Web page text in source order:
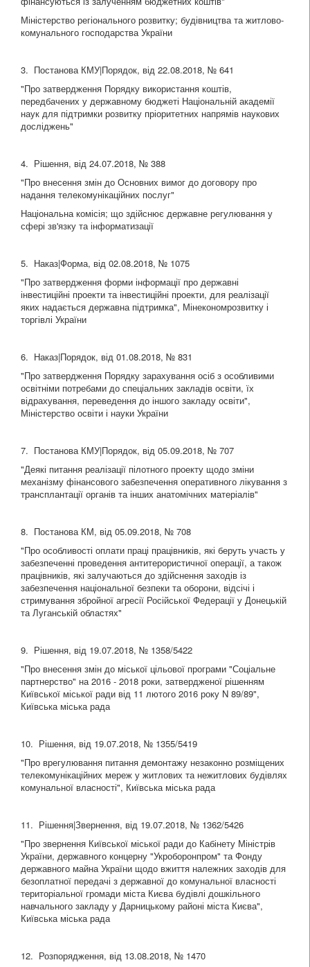
Міністерство регіонального розвитку; будівництва та житлово-
комунального господарства України
3. Постанова КМУ|Порядок, від 22.08.2018, № 641
"Про затвердження Порядку використання коштів,
передбачених у державному бюджеті Національній академії
наук для підтримки розвитку пріоритетних напрямів наукових
досліджень"
4. Рішення, від 24.07.2018, № 388
"Про внесення змін до Основних вимог до договору про
надання телекомунікаційних послуг"
Національна комісія; що здійснює державне регулювання у
сфері зв'язку та інформатизації
5. Наказ|Форма, від 02.08.2018, № 1075
"Про затвердження форми інформації про державні
інвестиційні проекти та інвестиційні проекти, для реалізації
яких надається державна підтримка", Мінекономрозвитку і
торгівлі України
6. Наказ|Порядок, від 01.08.2018, № 831
"Про затвердження Порядку зарахування осіб з особливими
освітніми потребами до спеціальних закладів освіти, їх
відрахування, переведення до іншого закладу освіти",
Міністерство освіти і науки України
7. Постанова КМУ|Порядок, від 05.09.2018, № 707
"Деякі питання реалізації пілотного проекту щодо зміни
механізму фінансового забезпечення оперативного лікування з
трансплантації органів та інших анатомічних матеріалів"
8. Постанова КМ, від 05.09.2018, № 708
"Про особливості оплати праці працівників, які беруть участь у
забезпеченні проведення антитерористичної операції, а також
працівників, які залучаються до здійснення заходів із
забезпечення національної безпеки та оборони, відсічі і
стримування збройної агресії Російської Федерації у Донецькій
та Луганській областях"
9. Рішення, від 19.07.2018, № 1358/5422
"Про внесення змін до міської цільової програми "Соціальне
партнерство" на 2016 - 2018 роки, затвердженої рішенням
Київської міської ради від 11 лютого 2016 року N 89/89",
Київська міська рада
10. Рішення, від 19.07.2018, № 1355/5419
"Про врегулювання питання демонтажу незаконно розміщених
телекомунікаційних мереж у житлових та нежитлових будівлях
комунальної власності", Київська міська рада
11. Рішення|Звернення, від 19.07.2018, № 1362/5426
"Про звернення Київської міської ради до Кабінету Міністрів
України, державного концерну "Укроборонпром" та Фонду
державного майна України щодо вжиття належних заходів для
безоплатної передачі з державної до комунальної власності
територіальної громади міста Києва будівлі дошкільного
навчального закладу у Дарницькому районі міста Києва",
Київська міська рада
12. Розпорядження, від 13.08.2018, № 1470